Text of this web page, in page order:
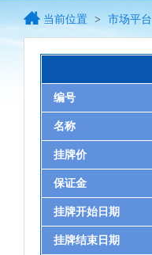
当前位置 > 市场平台
编号
名称
挂牌价
保证金
挂牌开始日期
挂牌结束日期